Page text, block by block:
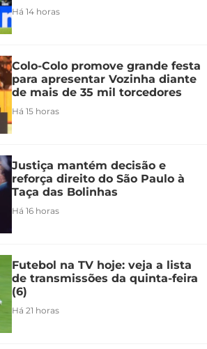
Há 14 horas
Colo-Colo promove grande festa
para apresentar Vozinha diante
de mais de 35 mil torcedores
Há 15 horas
Justiça mantém decisão e
reforça direito do São Paulo à
Taça das Bolinhas
Há 16 horas
Futebol na TV hoje: veja a lista
de transmissões da quinta-feira
(6)
Há 21 horas